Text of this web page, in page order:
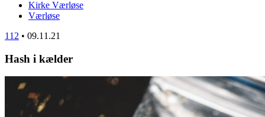
Kirke Værløse
Værløse
112 • 09.11.21
Hash i kælder